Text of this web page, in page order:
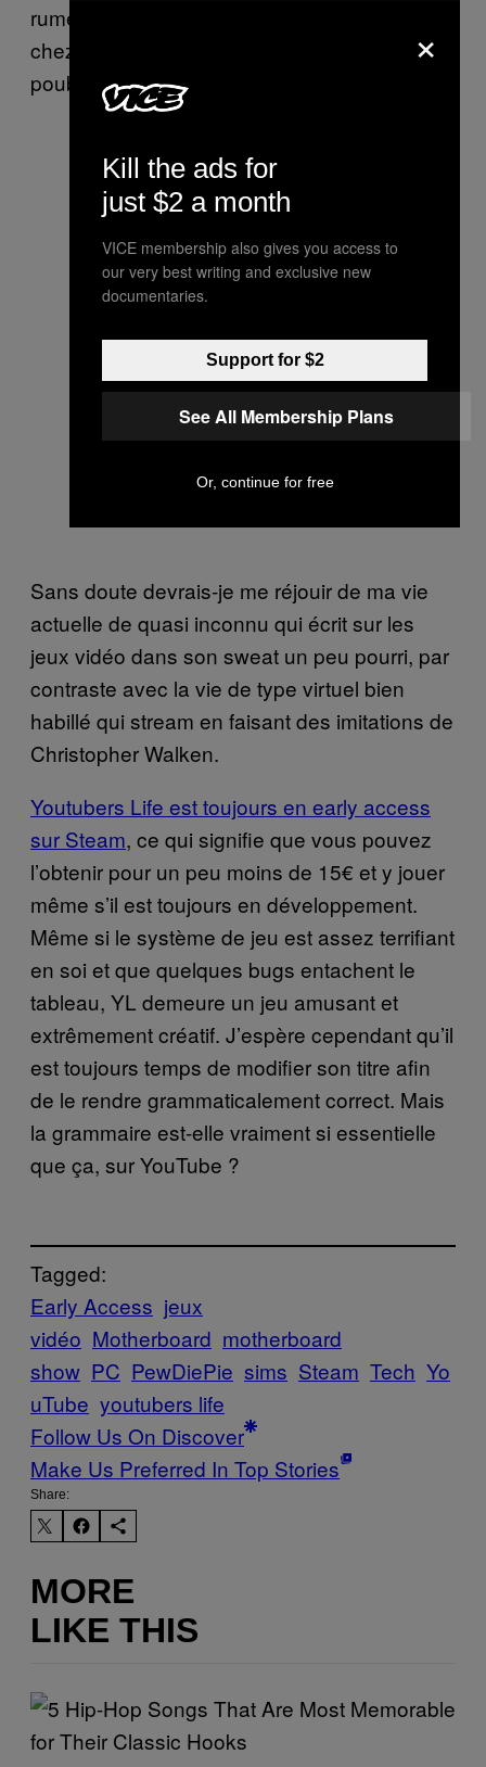
rumeurs me concernant, je vivais toujours
chez ma mère, avec une Playstation et une
poubelle de bureau à mon nom.
Sans doute devrais-je me réjouir de ma vie
actuelle de quasi inconnu qui écrit sur les
jeux vidéo dans son sweat un peu pourri, par
contraste avec la vie de type virtuel bien
habillé qui stream en faisant des imitations de
Christopher Walken.
Youtubers Life est toujours en early access
sur Steam, ce qui signifie que vous pouvez
l’obtenir pour un peu moins de 15€ et y jouer
même s’il est toujours en développement.
Même si le système de jeu est assez terrifiant
en soi et que quelques bugs entachent le
tableau, YL demeure un jeu amusant et
extrêmement créatif. J’espère cependant qu’il
est toujours temps de modifier son titre afin
de le rendre grammaticalement correct. Mais
la grammaire est-elle vraiment si essentielle
que ça, sur YouTube ?
Tagged:
Early Access jeux
vidéo Motherboard motherboard
show PC PewDiePie sims Steam Tech Yo
uTube youtubers life
Follow Us On Discover
Make Us Preferred In Top Stories
Share:
MORE
LIKE THIS
×
Kill the ads for
just $2 a month
VICE membership also gives you access to
our very best writing and exclusive new
documentaries.
Support for $2
See All Membership Plans
Or, continue for free